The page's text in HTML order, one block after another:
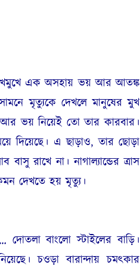
এক অসহায় ভয় আর আতঙ্ক
মৃত্যুকে দেখলে মানুষের মুখ
ভয় নিয়েই তো তার কারবার।
দিয়েছে। এ ছাড়াও,তার ছোড়া
রাখে না। নাগাল্যান্ডের ত্রাস
দেখতে হয় মৃত্যু।
বাংলো স্টাইলের বাড়ি।
চওড়া বারান্দায় চমৎকার